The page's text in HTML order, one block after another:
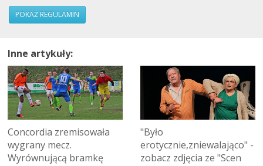
POKAŻ REGULAMIN
Inne artykuły:
Concordia zremisowała
wygrany mecz.
Wyrównującą bramkę
"Było
erotycznie,zniewalająco" -
zobacz zdjęcia ze "Scen